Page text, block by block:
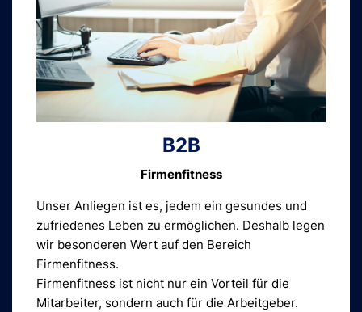
B2B
Firmenfitness
Unser Anliegen ist es, jedem ein gesundes und
zufriedenes Leben zu ermöglichen. Deshalb legen
wir besonderen Wert auf den Bereich
Firmenfitness.
Firmenfitness ist nicht nur ein Vorteil für die
Mitarbeiter, sondern auch für die Arbeitgeber.